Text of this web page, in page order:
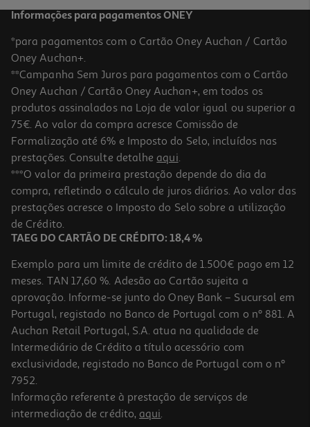
4.5 (52)
Amaciador Concentrado Auchan Caraíbas 60 Doses
0.03 €/Dose
2,09 €
Amaciador Roupa Quanto Coco 74 Doses
Informações para pagamentos ONEY
*para pagamentos com o Cartão Oney Auchan / Cartão
Oney Auchan+.
**Campanha Sem Juros para pagamentos com o Cartão
Oney Auchan / Cartão Oney Auchan+, em todos os
produtos assinalados na Loja de valor igual ou superior a
75€. Ao valor da compra acresce Comissão de
Formalização até 6% e Imposto do Selo, incluídos nas
prestações. Consulte detalhe aqui.
***O valor da primeira prestação depende do dia da
compra, refletindo o cálculo de juros diários. Ao valor das
prestações acresce o Imposto do Selo sobre a utilização
de Crédito.
TAEG DO CARTÃO DE CRÉDITO: 18,4 %
Exemplo para um limite de crédito de 1.500€ pago em 12
meses. TAN 17,60 %. Adesão ao Cartão sujeita a
aprovação. Informe-se junto do Oney Bank – Sucursal em
Portugal, registado no Banco de Portugal com o nº 881. A
Auchan Retail Portugal, S.A. atua na qualidade de
Intermediário de Crédito a título acessório com
exclusividade, registado no Banco de Portugal com o nº
7952.
Informação referente à prestação de serviços de
intermediação de crédito, aqui.